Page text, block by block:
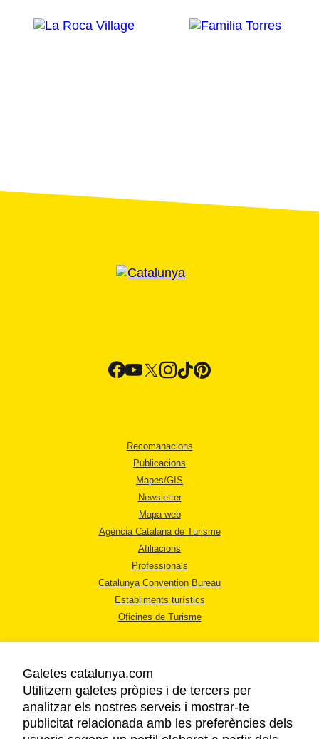
Recomanacions
Publicacions
Mapes/GIS
Newsletter
Mapa web
Agència Catalana de Turisme
Afiliacions
Professionals
Catalunya Convention Bureau
Establiments turístics
Oficines de Turisme
AVÍS LEGAL
POLÍTICA DE PRIVACITAT
Galetes catalunya.com
Utilitzem galetes pròpies i de tercers per
analitzar els nostres serveis i mostrar-te
publicitat relacionada amb les preferències dels